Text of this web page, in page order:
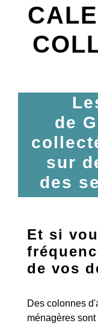
de
sur
des
Et si
de vos
Des colonnes
ménagères